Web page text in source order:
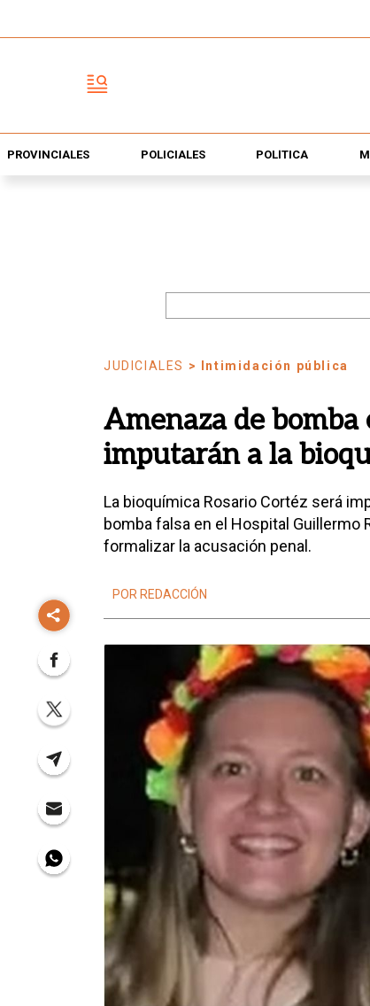
PROVINCIALES POLICIALES POLÍTICA
JUDICIALES > Intimidación pública
Amenaza de
imputarán a la
La bioquímica Rosario Cortéz será
bomba falsa en el Hospital Guillermo
formalizar la acusación penal.
POR REDACCIÓN